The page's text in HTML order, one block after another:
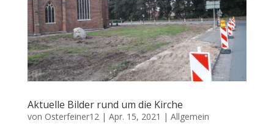
Aktuelle Bilder rund um die Kirche
von Osterfeiner12| Apr. 15, 2021 | Allgemein